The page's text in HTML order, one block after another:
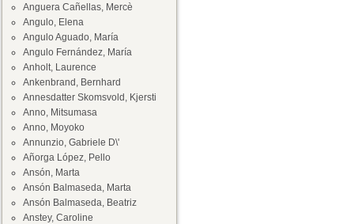
Anguera Cañellas, Mercè
Angulo, Elena
Angulo Aguado, María
Angulo Fernández, María
Anholt, Laurence
Ankenbrand, Bernhard
Annesdatter Skomsvold, Kjersti
Anno, Mitsumasa
Anno, Moyoko
Annunzio, Gabriele D\'
Añorga López, Pello
Ansón, Marta
Ansón Balmaseda, Marta
Ansón Balmaseda, Beatriz
Anstey, Caroline